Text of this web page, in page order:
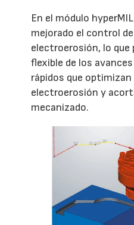
En el módulo
mejorado el control
electroerosión, lo que
flexible de los
rápidos que
electroerosión y
mecanizado.